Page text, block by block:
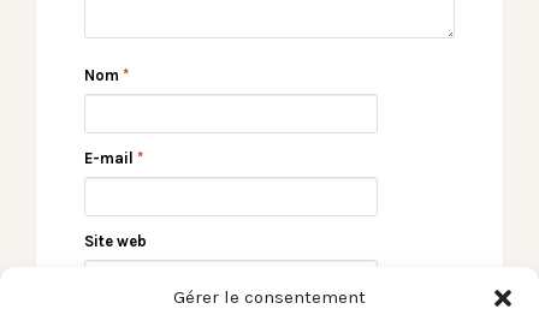
Gérer le consentement
Nom *
E-mail *
Site web